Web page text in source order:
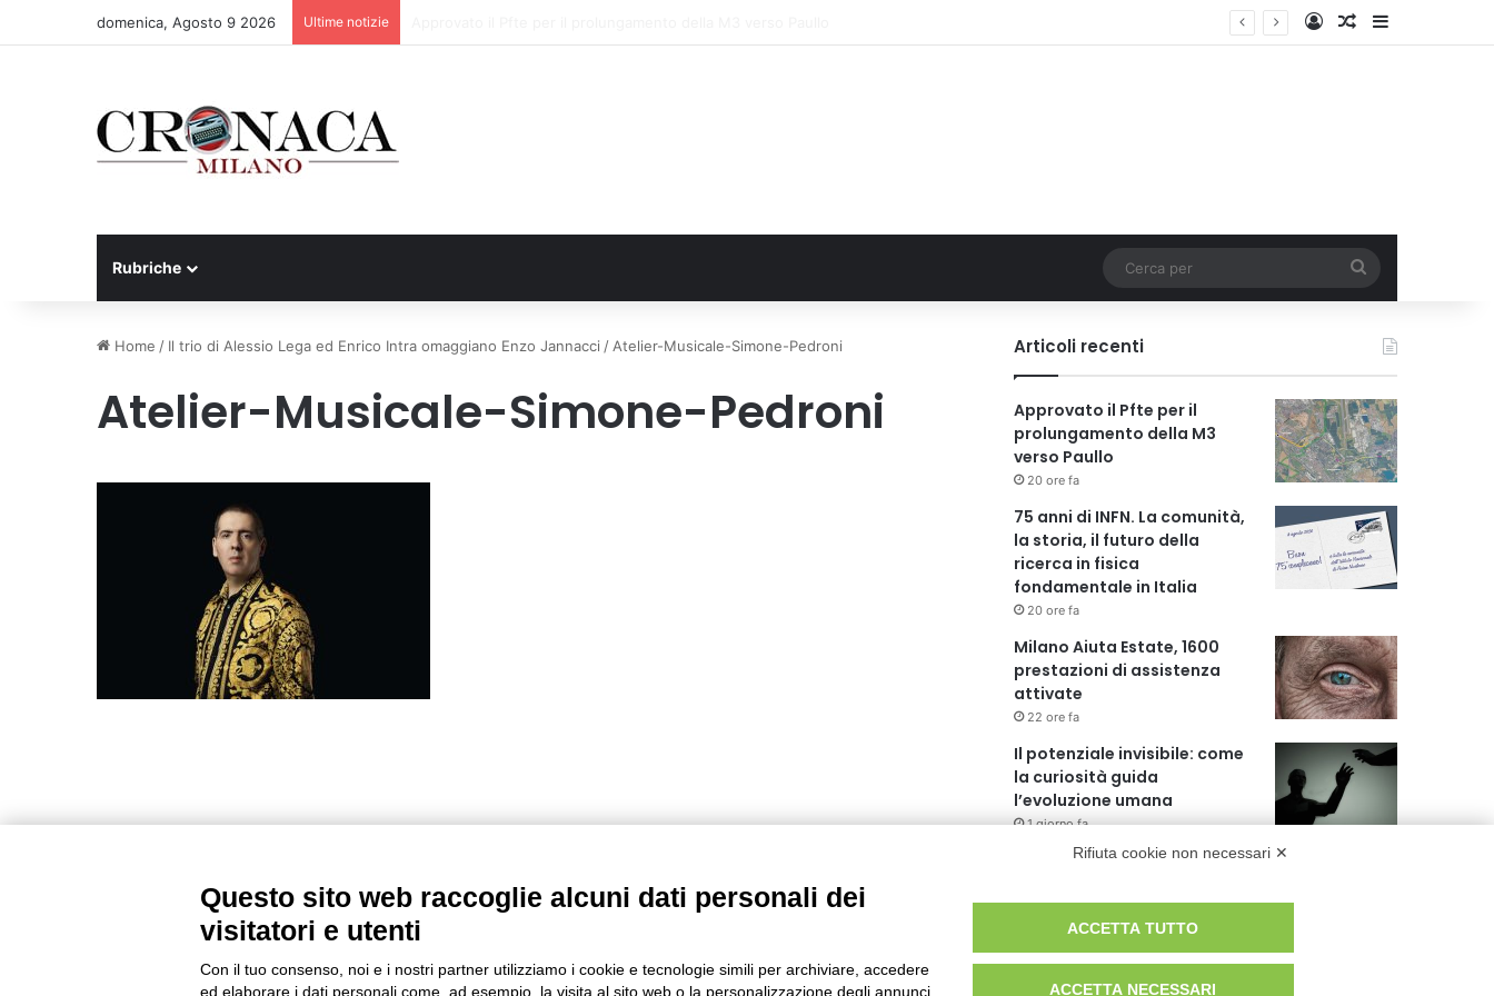
domenica, Agosto 9 2026 Ultime notizie AccediUn articolo a
Rubriche
per
Home / Il trio di Alessio Lega ed Enrico Intra omaggiano Enzo Jannacci / Atelier-Musicale-Simone-Pedroni
Atelier-Musicale-Simone-Pedroni
Articoli recenti
Approvato il Pfte per il
prolungamento della M3
verso Paullo
20 ore fa
75 anni di INFN. La comunità,
la storia, il futuro della
ricerca in fisica
fondamentale in Italia
20 ore fa
Milano Aiuta Estate, 1600
prestazioni di assistenza
attivate
22 ore fa
Il potenziale invisibile: come
la curiosità guida
l’evoluzione umana
1 giorno fa
Milano tra tradizione e
di una metropoli in
evoluzione
1 giorno fa
Rifiuta cookie non necessari ✕
Questo sito web raccoglie alcuni dati personali dei
visitatori e utenti
Con il tuo consenso, noi e i nostri partner utilizziamo i cookie e tecnologie simili per archiviare, accedere
ed elaborare i dati personali come, ad esempio, la visita al sito web o la personalizzazione degli annunci.
ACCETTA TUTTO
ACCETTA NECESSARI